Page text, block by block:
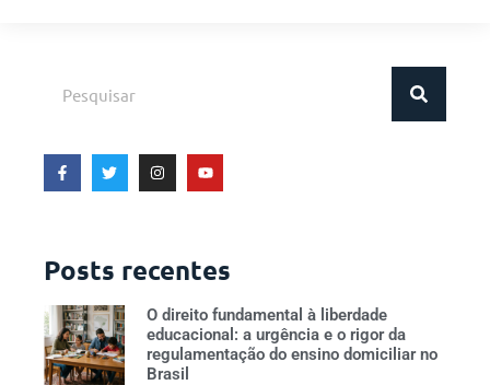
Posts recentes
O direito fundamental à liberdade
educacional: a urgência e o rigor da
regulamentação do ensino domiciliar no
Brasil